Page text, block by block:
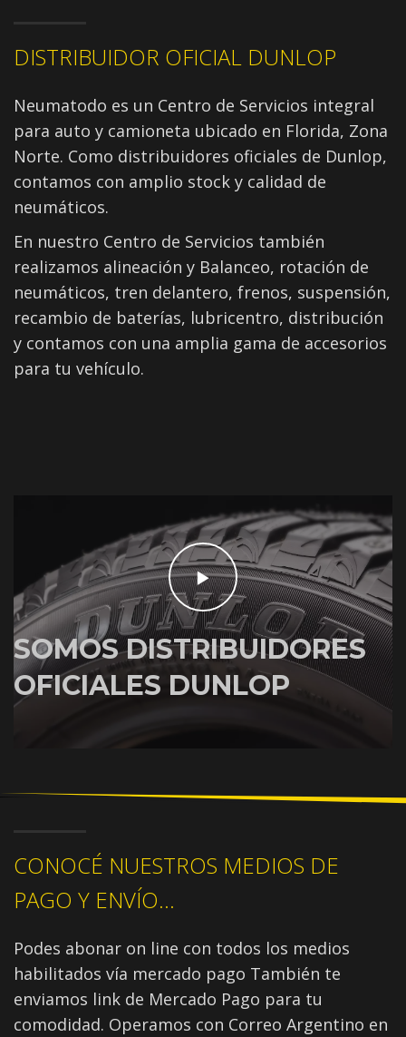
DISTRIBUIDOR OFICIAL DUNLOP
Neumatodo es un Centro de Servicios integral
para auto y camioneta ubicado en Florida, Zona
Norte. Como distribuidores oficiales de Dunlop,
contamos con amplio stock y calidad de
neumáticos.
En nuestro Centro de Servicios también
realizamos alineación y Balanceo, rotación de
neumáticos, tren delantero, frenos, suspensión,
recambio de baterías, lubricentro, distribución
y contamos con una amplia gama de accesorios
para tu vehículo.
SOMOS DISTRIBUIDORES
OFICIALES DUNLOP
CONOCÉ NUESTROS MEDIOS DE
PAGO Y ENVÍO...
Podes abonar on line con todos los medios
habilitados vía mercado pago También te
enviamos link de Mercado Pago para tu
comodidad. Operamos con Correo Argentino en